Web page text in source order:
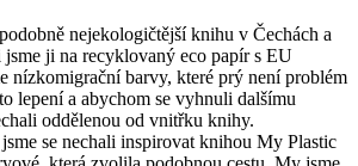
nejekologičtější knihu v Čechách a
ji na recyklovaný eco papír s EU
nízkomigrační barvy, které prý není problém
lepení a abychom se vyhnuli dalšímu
oddělenou od vnitřku knihy.
se nechali inspirovat knihou My Plastic